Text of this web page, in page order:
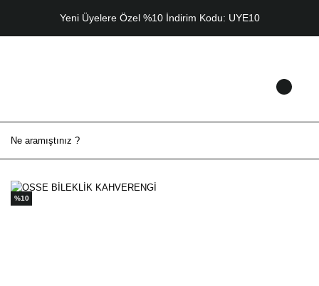
Yeni Üyelere Özel %10 İndirim Kodu: UYE10
%10